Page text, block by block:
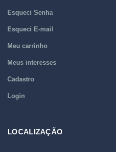
Esqueci Senha
Esqueci E-mail
Meu carrinho
Meus interesses
Cadastro
Login
LOCALIZAÇÃO